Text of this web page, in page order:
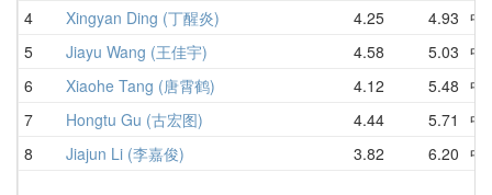
4
Xingyan Ding (丁醒炎) 4.25 4.93 中
5
Jiayu Wang (王佳宇) 4.58 5.03 中
6
Xiaohe Tang (唐霄鹤) 4.12 5.48 中
7
Hongtu Gu (古宏图) 4.44 5.71
中
8
Jiajun Li (李嘉俊) 3.82 6.20 中